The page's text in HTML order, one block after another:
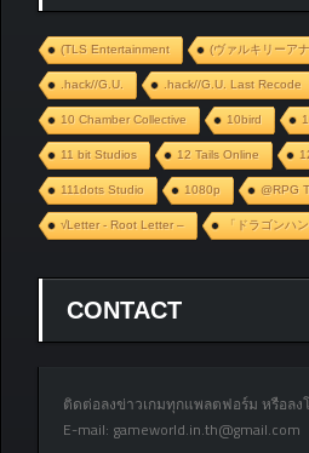
(TLS Entertainment (ヴァルキリーア
.hack//G.U. .hack//G.U. Last Recode
10 Chamber Collective 10bird
11 bit Studios 12 Tails Online
111dots Studio 1080p @RPG
√Letter - Root Letter – 「ドラゴンハ
CONTACT
ติดต่อลงข่าวเกมทุกแพลตฟอร์ม หรือล
E-mail: gameworld.in.th@gmail.com